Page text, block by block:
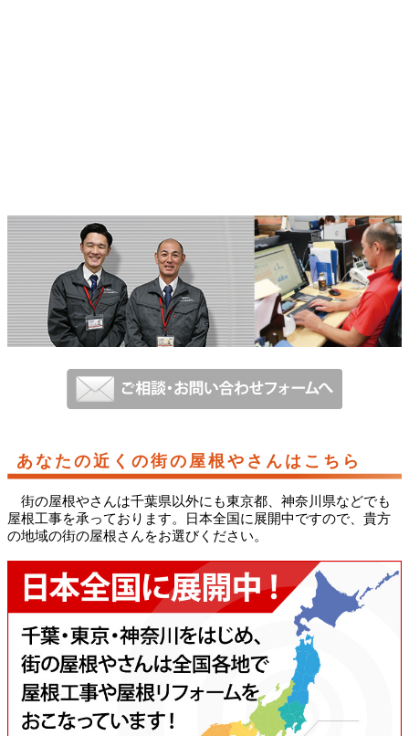
あなたの近くの街の屋根やさんはこちら
街の屋根やさんは千葉県以外にも東京都、神奈川県などでも
屋根工事を承っております。日本全国に展開中ですので、貴方
の地域の街の屋根さんをお選びください。